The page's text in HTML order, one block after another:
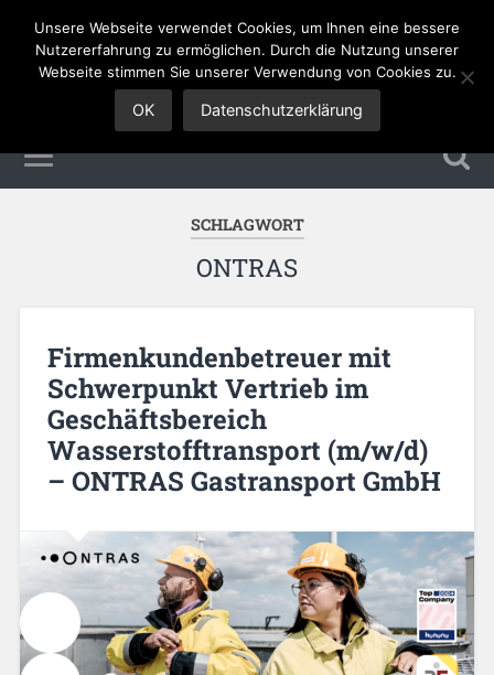
Sales Jobs
SCHLAGWORT
ONTRAS
Firmenkundenbetreuer mit
Schwerpunkt Vertrieb im
Geschäftsbereich
Wasserstofftransport (m/w/d)
– ONTRAS Gastransport GmbH
Unsere Webseite verwendet Cookies, um Ihnen eine bessere
Nutzererfahrung zu ermöglichen. Durch die Nutzung unserer
Webseite stimmen Sie unserer Verwendung von Cookies zu.
OK Datenschutzerklärung